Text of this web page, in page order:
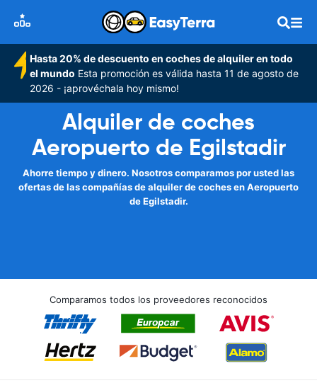
Hasta 20% de descuento en coches de alquiler en todo
el mundo Esta promoción es válida hasta 11 de agosto de
2026 - ¡aprovéchala hoy mismo!
Alquiler de coches
Aeropuerto de Egilstadir
Ahorre tiempo y dinero. Nosotros comparamos por usted las
ofertas de las compañías de alquiler de coches en Aeropuerto
de Egilstadir.
Comparamos todos los proveedores reconocidos